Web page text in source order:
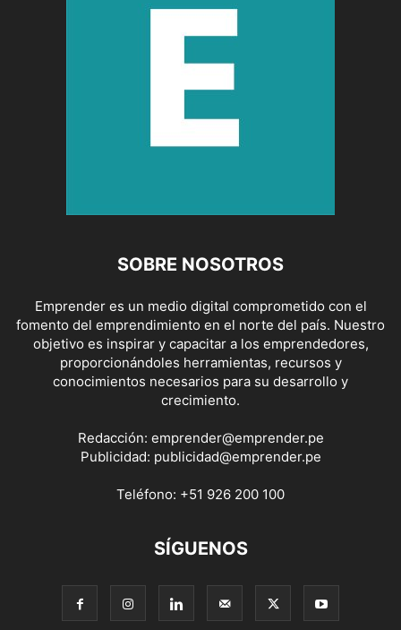
SOBRE NOSOTROS
Emprender es un medio digital comprometido con el
fomento del emprendimiento en el norte del país. Nuestro
objetivo es inspirar y capacitar a los emprendedores,
proporcionándoles herramientas, recursos y
conocimientos necesarios para su desarrollo y
crecimiento.
Redacción: emprender@emprender.pe
Publicidad: publicidad@emprender.pe
Teléfono: +51 926 200 100
SÍGUENOS